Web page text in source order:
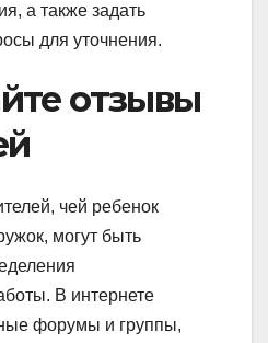
а также задать
для уточнения.
отзывы
чей ребенок
могут быть
В интернете
форумы и группы,